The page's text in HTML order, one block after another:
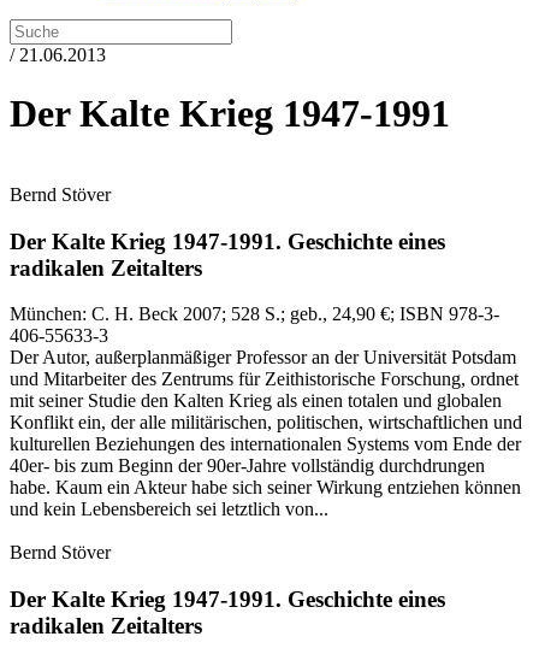
/ 21.06.2013
Der Kalte Krieg 1947-1991
Bernd Stöver
Der Kalte Krieg 1947-1991. Geschichte eines
radikalen Zeitalters
München: C. H. Beck 2007; 528 S.; geb., 24,90 €; ISBN 978-3-
406-55633-3
Der Autor, außerplanmäßiger Professor an der Universität Potsdam
und Mitarbeiter des Zentrums für Zeithistorische Forschung, ordnet
mit seiner Studie den Kalten Krieg als einen totalen und globalen
Konflikt ein, der alle militärischen, politischen, wirtschaftlichen und
kulturellen Beziehungen des internationalen Systems vom Ende der
40er- bis zum Beginn der 90er-Jahre vollständig durchdrungen
habe. Kaum ein Akteur habe sich seiner Wirkung entziehen können
und kein Lebensbereich sei letztlich von...
Bernd Stöver
Der Kalte Krieg 1947-1991. Geschichte eines
radikalen Zeitalters